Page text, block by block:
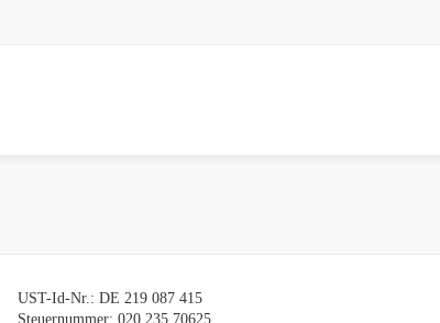
UST-Id-Nr.: DE 219 087 415
Steuernummer: 020 235 70625